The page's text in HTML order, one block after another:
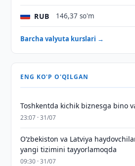
RUB 146,37 so'm
Barcha valyuta kurslari →
ENG KO'P O'QILGAN
Toshkentda kichik biznesga bino
23:07 · 31/07
Oʻzbekiston va Latviya
yangi tizimini tayyorlamoqda
09:30 · 31/07